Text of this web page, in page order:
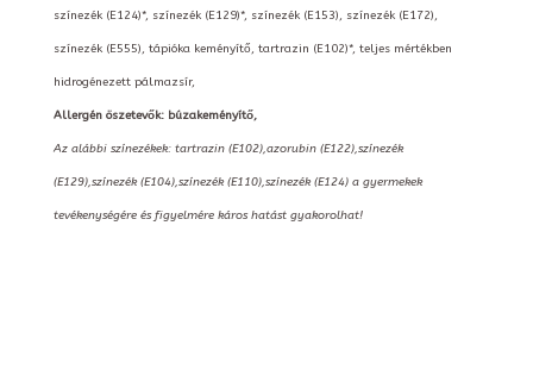
színezék (E124)*, színezék (E129)*, színezék (E153), színezék (E172),
színezék (E555), tápióka keményítő, tartrazin (E102)*, teljes mértékben
hidrogénezett pálmazsír,
Allergén öszetevők: búzakeményítő,
Az alábbi színezékek: tartrazin (E102),azorubin (E122),színezék
(E129),színezék (E104),színezék (E110),színezék (E124) a gyermekek
tevékenységére és figyelmére káros hatást gyakorolhat!